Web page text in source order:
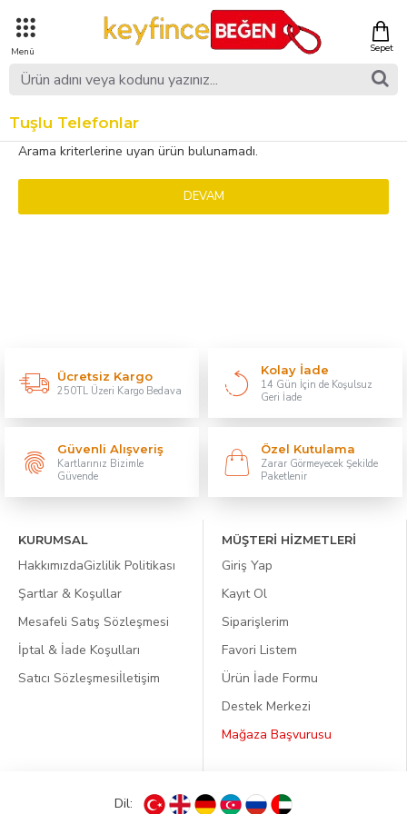
Tuşlu Telefonlar
Arama kriterlerine uyan ürün bulunamadı.
DEVAM
Ücretsiz Kargo
250TL Üzeri Kargo Bedava
Kolay İade
14 Gün İçin de Koşulsuz
Geri İade
Güvenli Alışveriş
Kartlarınız Bizimle
Güvende
Özel Kutulama
Zarar Görmeyecek Şekilde
Paketlenir
KURUMSAL
HakkımızdaGizlilik Politikası
Şartlar & Koşullar
Mesafeli Satış Sözleşmesi
İptal & İade Koşulları
Satıcı Sözleşmesiİletişim
MÜŞTERİ HİZMETLERİ
Giriş Yap
Kayıt Ol
Siparişlerim
Favori Listem
Ürün İade Formu
Destek Merkezi
Mağaza Başvurusu
Dil: